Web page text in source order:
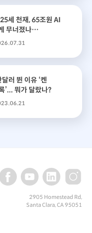
세 천재, 65조원 AI
무너졌나
정’
러 뛴 이유 ‘켄
’... 뭐가 달랐나?
2905 Homestead Rd,
Santa Clara, CA 95051